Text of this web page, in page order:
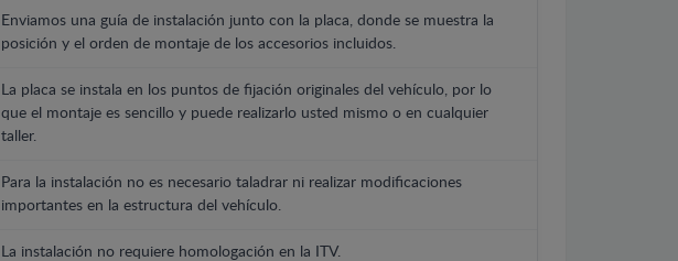
Enviamos una guía de instalación junto con la placa, donde se muestra la
posición y el orden de montaje de los accesorios incluidos.
La placa se instala en los puntos de fijación originales del vehículo, por lo
que el montaje es sencillo y puede realizarlo usted mismo o en cualquier
taller.
Para la instalación no es necesario taladrar ni realizar modificaciones
importantes en la estructura del vehículo.
La instalación no requiere homologación en la ITV.